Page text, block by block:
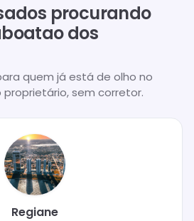
procurando
dos
quem já está de olho no
sem corretor.
Regiane